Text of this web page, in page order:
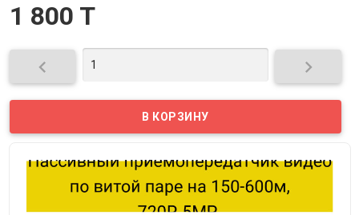
1 800 T
 